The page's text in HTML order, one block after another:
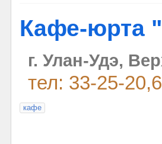
Кафе-юрта
г. Улан-Удэ,
тел: 33-25-
кафе